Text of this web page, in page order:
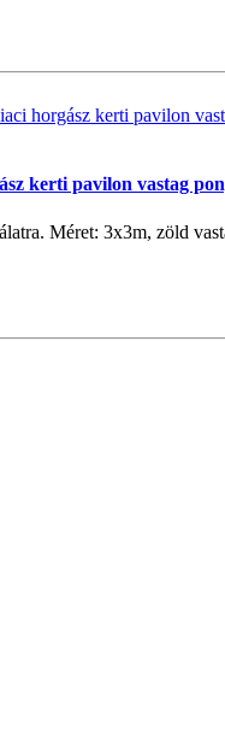
kerti pavilon vastag
Méret: 3x3m, zöld